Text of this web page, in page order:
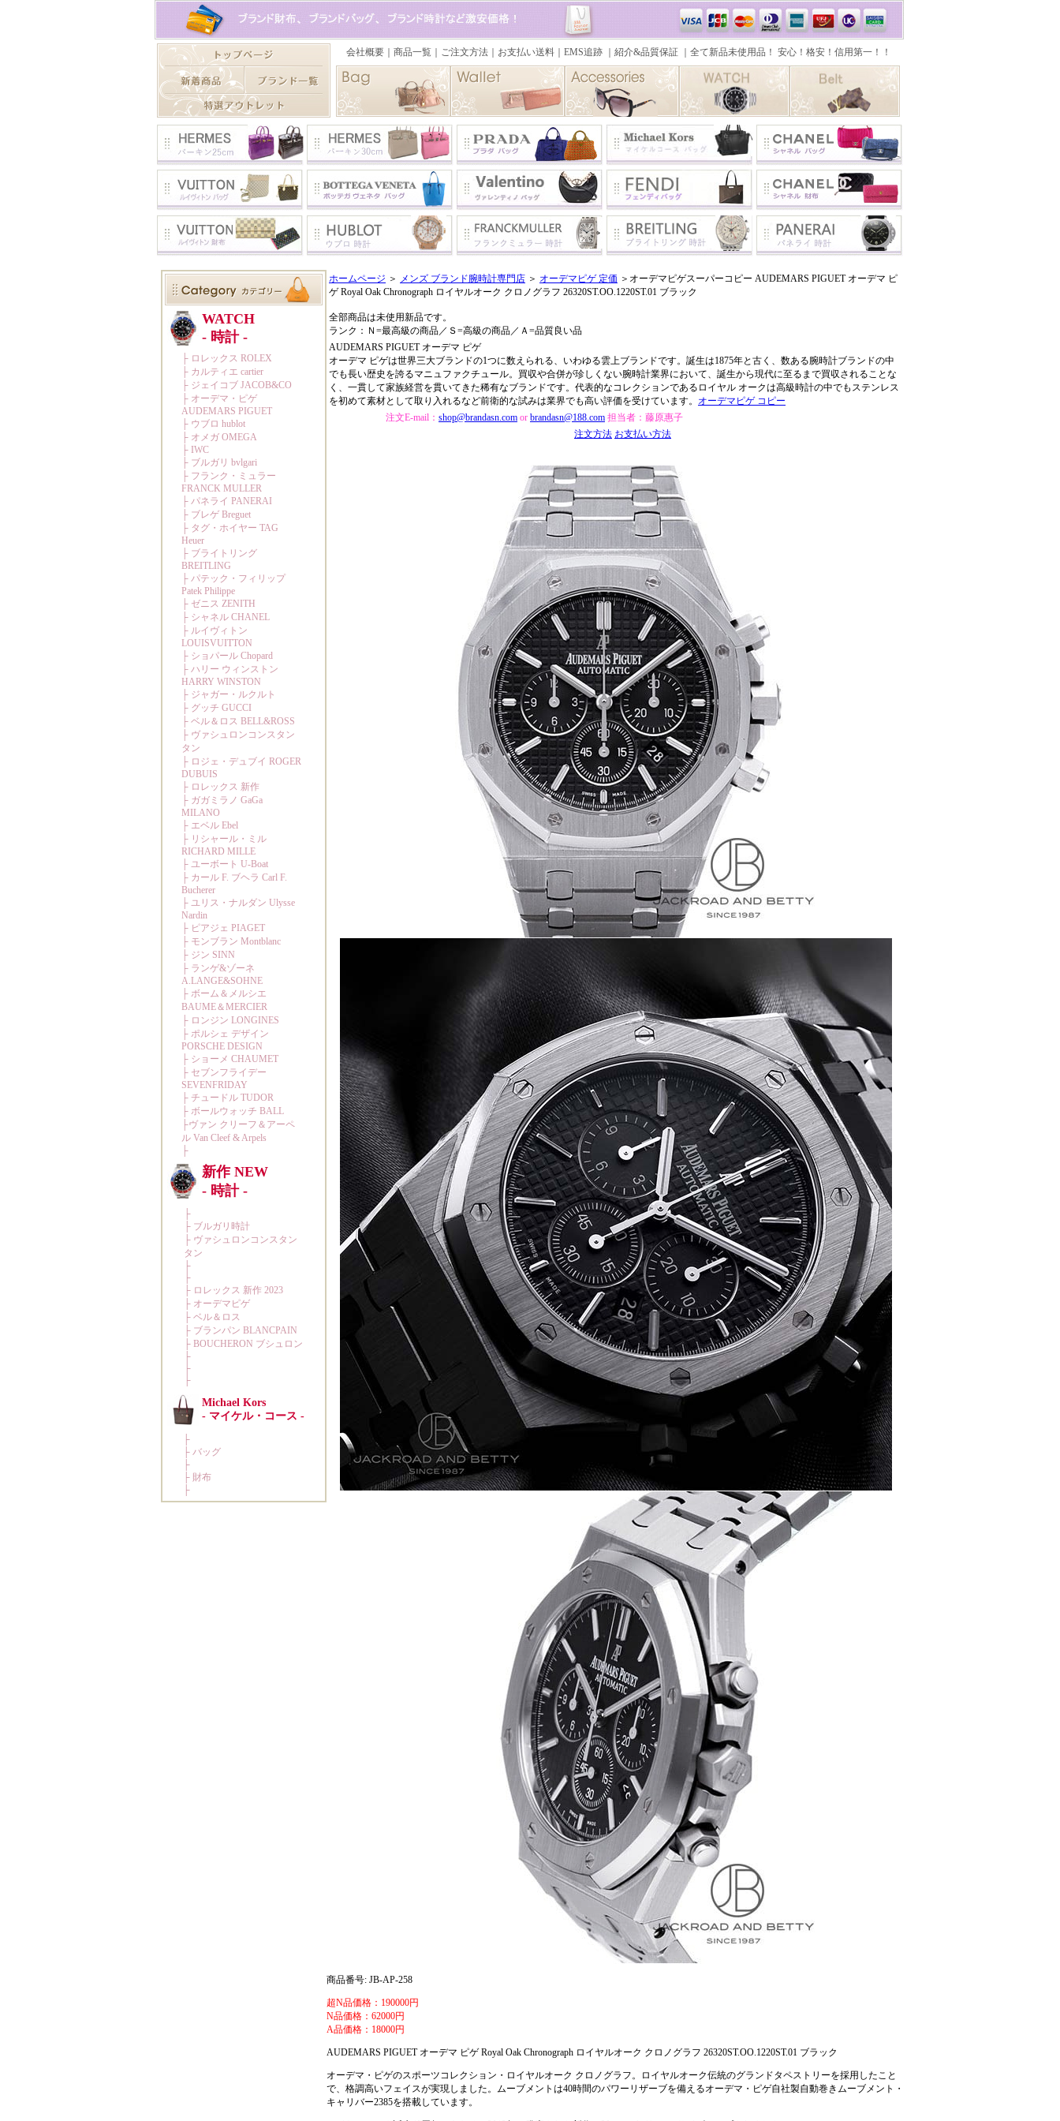
ホームページ ＞ メンズ ブランド腕時計専門店 ＞ オーデマピゲ 定価 ＞オーデマピゲスーパーコピー AUDEMARS PIGUET オーデマ ピ
ゲ Royal Oak Chronograph ロイヤルオーク クロノグラフ 26320ST.OO.1220ST.01 ブラック
全部商品は未使用新品です。
ランク：Ｎ=最高級の商品／Ｓ=高級の商品／Ａ=品質良い品
AUDEMARS PIGUET オーデマ ピゲ
オーデマ ピゲは世界三大ブランドの1つに数えられる、いわゆる雲上ブランドです。誕生は1875年と古く、数ある腕時計ブランドの中
でも長い歴史を誇るマニュファクチュール。買収や合併が珍しくない腕時計業界において、誕生から現代に至るまで買収されることな
く、一貫して家族経営を貫いてきた稀有なブランドです。代表的なコレクションであるロイヤル オークは高級時計の中でもステンレス
を初めて素材として取り入れるなど前衛的な試みは業界でも高い評価を受けています。 オーデマピゲ コピー
注文E-mail： shop@brandasn.com or brandasn@188.com 担当者：藤原惠子
注文方法 お支払い方法
商品番号: JB-AP-258
超N品価格：190000円
N品価格：62000円
A品価格：18000円
AUDEMARS PIGUET オーデマ ピゲ Royal Oak Chronograph ロイヤルオーク クロノグラフ 26320ST.OO.1220ST.01 ブラック
オーデマ・ピゲのスポーツコレクション・ロイヤルオーク クロノグラフ。ロイヤルオーク伝統のグランドタペストリーを採用したこと
で、格調高いフェイスが実現しました。ムーブメントは40時間のパワーリザーブを備えるオーデマ・ピゲ自社製自動巻きムーブメント・
キャリバー2385を搭載しています。